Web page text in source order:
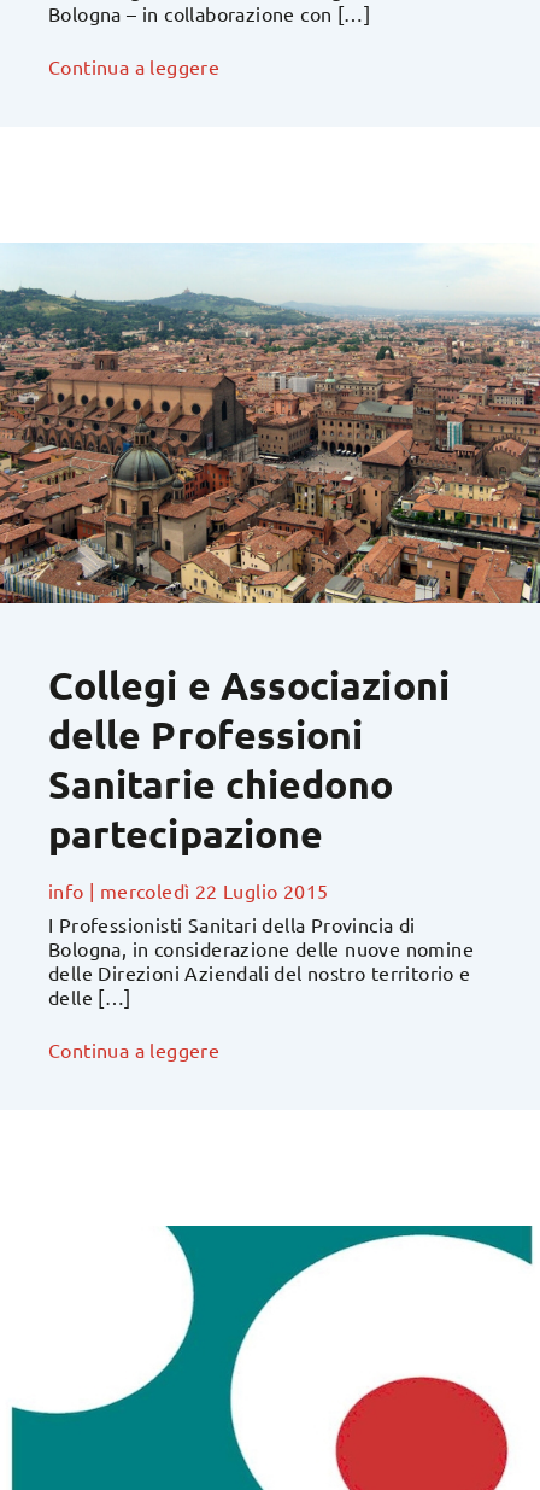
Bologna – in collaborazione con […]
Continua a leggere
Collegi e Associazioni
delle Professioni
Sanitarie chiedono
partecipazione
info | mercoledì 22 Luglio 2015
I Professionisti Sanitari della Provincia di
Bologna, in considerazione delle nuove nomine
delle Direzioni Aziendali del nostro territorio e
delle […]
Continua a leggere